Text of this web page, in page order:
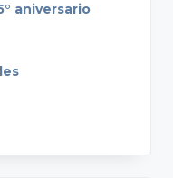
aniversario